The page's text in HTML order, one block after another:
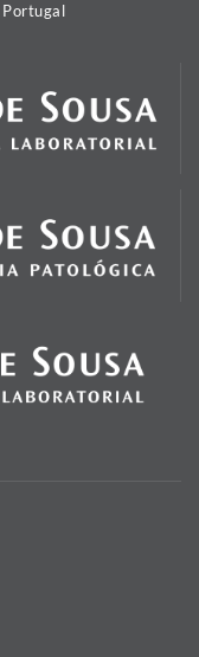
Portugal